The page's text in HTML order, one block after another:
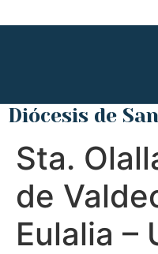
Diócesis de
Sta.
de
Eulalia –